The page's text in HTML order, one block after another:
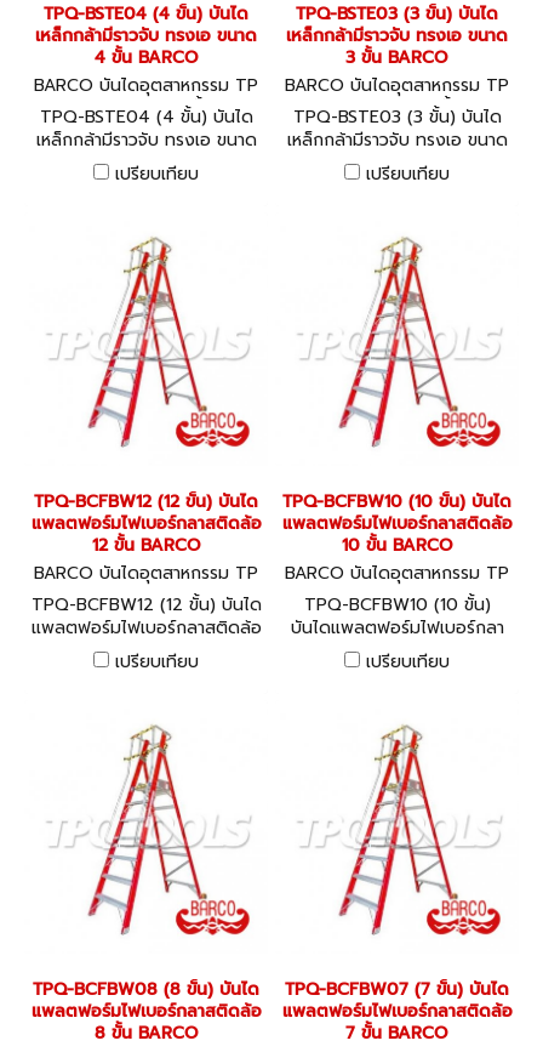
TPQ-BSTE04 (4 ขั้น) บันได
เหล็กกล้ามีราวจับ ทรงเอ ขนาด
4 ขั้น BARCO
BARCO บันไดอุตสาหกรรม TP
Q-BSTE04 (4 ขั้น)
TPQ-BSTE04 (4 ขั้น) บันได
เหล็กกล้ามีราวจับ ทรงเอ ขนาด
4 ขั้น BARCO
เปรียบเทียบ
TPQ-BSTE03 (3 ขั้น) บันได
เหล็กกล้ามีราวจับ ทรงเอ ขนาด
3 ขั้น BARCO
BARCO บันไดอุตสาหกรรม TP
Q-BSTE03 (3 ขั้น)
TPQ-BSTE03 (3 ขั้น) บันได
เหล็กกล้ามีราวจับ ทรงเอ ขนาด
3 ขั้น BARCO
เปรียบเทียบ
TPQ-BCFBW12 (12 ขั้น) บันได
แพลตฟอร์มไฟเบอร์กลาสติดล้อ
12 ขั้น BARCO
BARCO บันไดอุตสาหกรรม TP
Q-BCFBW12
TPQ-BCFBW12 (12 ขั้น) บันได
แพลตฟอร์มไฟเบอร์กลาสติดล้อ
12 ขั้น BARCO
เปรียบเทียบ
TPQ-BCFBW10 (10 ขั้น) บันได
แพลตฟอร์มไฟเบอร์กลาสติดล้อ
10 ขั้น BARCO
BARCO บันไดอุตสาหกรรม TP
Q-BCFBW10
TPQ-BCFBW10 (10 ขั้น)
บันไดแพลตฟอร์มไฟเบอร์กลา
สติดล้อ 10 ขั้น BARCO
เปรียบเทียบ
TPQ-BCFBW08 (8 ขั้น) บันได
แพลตฟอร์มไฟเบอร์กลาสติดล้อ
8 ขั้น BARCO
TPQ-BCFBW07 (7 ขั้น) บันได
แพลตฟอร์มไฟเบอร์กลาสติดล้อ
7 ขั้น BARCO